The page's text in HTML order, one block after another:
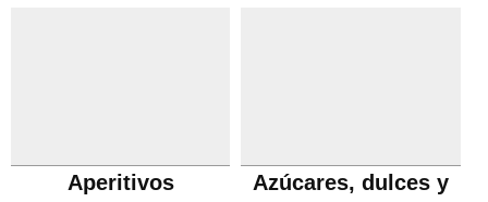
Aperitivos Azúcares, dulces y